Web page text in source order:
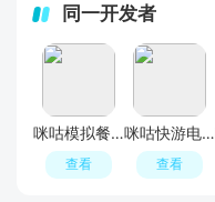
同一开发者
咪咕模拟餐厅官方正版最新版
查看
咪咕快游电视版
查看